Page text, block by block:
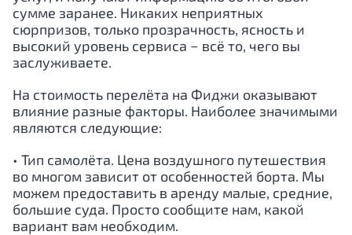
сумме заранее. Никаких неприятных
сюрпризов, только прозрачность, ясность и
высокий уровень сервиса − всё то, чего вы
заслуживаете.
На стоимость перелёта на Фиджи оказывают
влияние разные факторы. Наиболее значимыми
являются следующие:
• Тип самолёта. Цена воздушного путешествия
во многом зависит от особенностей борта. Мы
можем предоставить в аренду малые, средние,
большие суда. Просто сообщите нам, какой
вариант вам необходим.